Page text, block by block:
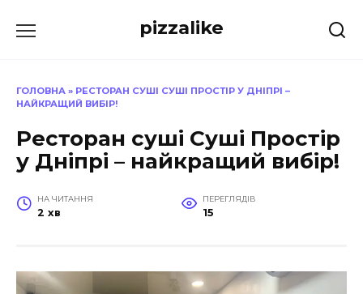
до
pizzalike
ГОЛОВНА » РЕСТОРАН СУШІ СУШІ ПРОСТІР У ДНІПРІ –
НАЙКРАЩИЙ ВИБІР!
Ресторан суші Суші Простір
у Дніпрі – найкращий вибір!
НА ЧИТАННЯ
2 хв
ПЕРЕГЛЯДІВ
15